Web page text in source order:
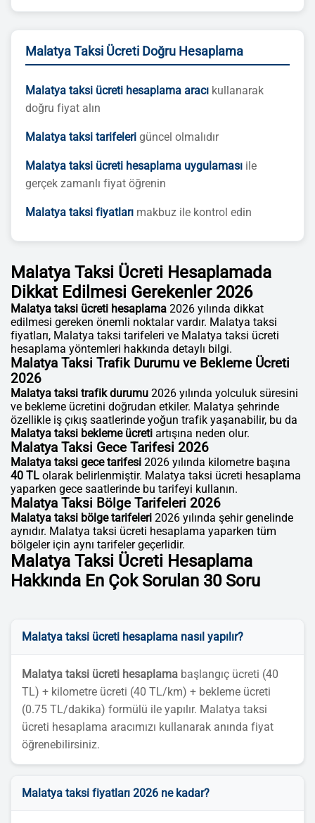
Malatya Taksi Ücreti Doğru Hesaplama
Malatya taksi ücreti hesaplama aracı kullanarak
doğru fiyat alın
Malatya taksi tarifeleri güncel olmalıdır
Malatya taksi ücreti hesaplama uygulaması ile
gerçek zamanlı fiyat öğrenin
Malatya taksi fiyatları makbuz ile kontrol edin
Malatya Taksi Ücreti Hesaplamada
Dikkat Edilmesi Gerekenler 2026
Malatya taksi ücreti hesaplama 2026 yılında dikkat
edilmesi gereken önemli noktalar vardır. Malatya taksi
fiyatları, Malatya taksi tarifeleri ve Malatya taksi ücreti
hesaplama yöntemleri hakkında detaylı bilgi.
Malatya Taksi Trafik Durumu ve Bekleme Ücreti
2026
Malatya taksi trafik durumu 2026 yılında yolculuk süresini
ve bekleme ücretini doğrudan etkiler. Malatya şehrinde
özellikle iş çıkış saatlerinde yoğun trafik yaşanabilir, bu da
Malatya taksi bekleme ücreti artışına neden olur.
Malatya Taksi Gece Tarifesi 2026
Malatya taksi gece tarifesi 2026 yılında kilometre başına
40 TL olarak belirlenmiştir. Malatya taksi ücreti hesaplama
yaparken gece saatlerinde bu tarifeyi kullanın.
Malatya Taksi Bölge Tarifeleri 2026
Malatya taksi bölge tarifeleri 2026 yılında şehir genelinde
aynıdır. Malatya taksi ücreti hesaplama yaparken tüm
bölgeler için aynı tarifeler geçerlidir.
Malatya Taksi Ücreti Hesaplama
Hakkında En Çok Sorulan 30 Soru
Malatya taksi ücreti hesaplama nasıl yapılır?
Malatya taksi ücreti hesaplama başlangıç ücreti (40
TL) + kilometre ücreti (40 TL/km) + bekleme ücreti
(0.75 TL/dakika) formülü ile yapılır. Malatya taksi
ücreti hesaplama aracımızı kullanarak anında fiyat
öğrenebilirsiniz.
Malatya taksi fiyatları 2026 ne kadar?